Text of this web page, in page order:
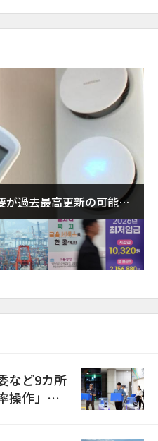
が過去最高更新の可能性
など9カ所
操作」の